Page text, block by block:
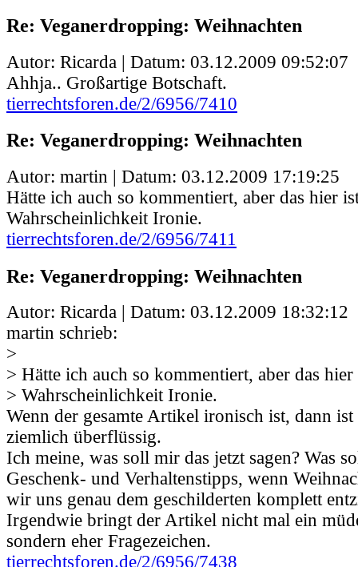
Re: Veganerdropping: Weihnachten
Autor: Ricarda | Datum: 03.12.2009 09:52:07
Ahhja.. Großartige Botschaft.
tierrechtsforen.de/2/6956/7410
Re: Veganerdropping: Weihnachten
Autor: martin | Datum: 03.12.2009 17:19:25
Hätte ich auch so kommentiert, aber das hier
Wahrscheinlichkeit Ironie.
tierrechtsforen.de/2/6956/7411
Re: Veganerdropping: Weihnachten
Autor: Ricarda | Datum: 03.12.2009 18:32:12
martin schrieb:
>
> Hätte ich auch so kommentiert, aber das
> Wahrscheinlichkeit Ironie.
Wenn der gesamte Artikel ironisch ist, dann ist
ziemlich überflüssig.
Ich meine, was soll mir das jetzt sagen? Was
Geschenk- und Verhaltenstipps, wenn
wir uns genau dem geschilderten komplett
Irgendwie bringt der Artikel nicht mal ein
sondern eher Fragezeichen.
tierrechtsforen.de/2/6956/7438